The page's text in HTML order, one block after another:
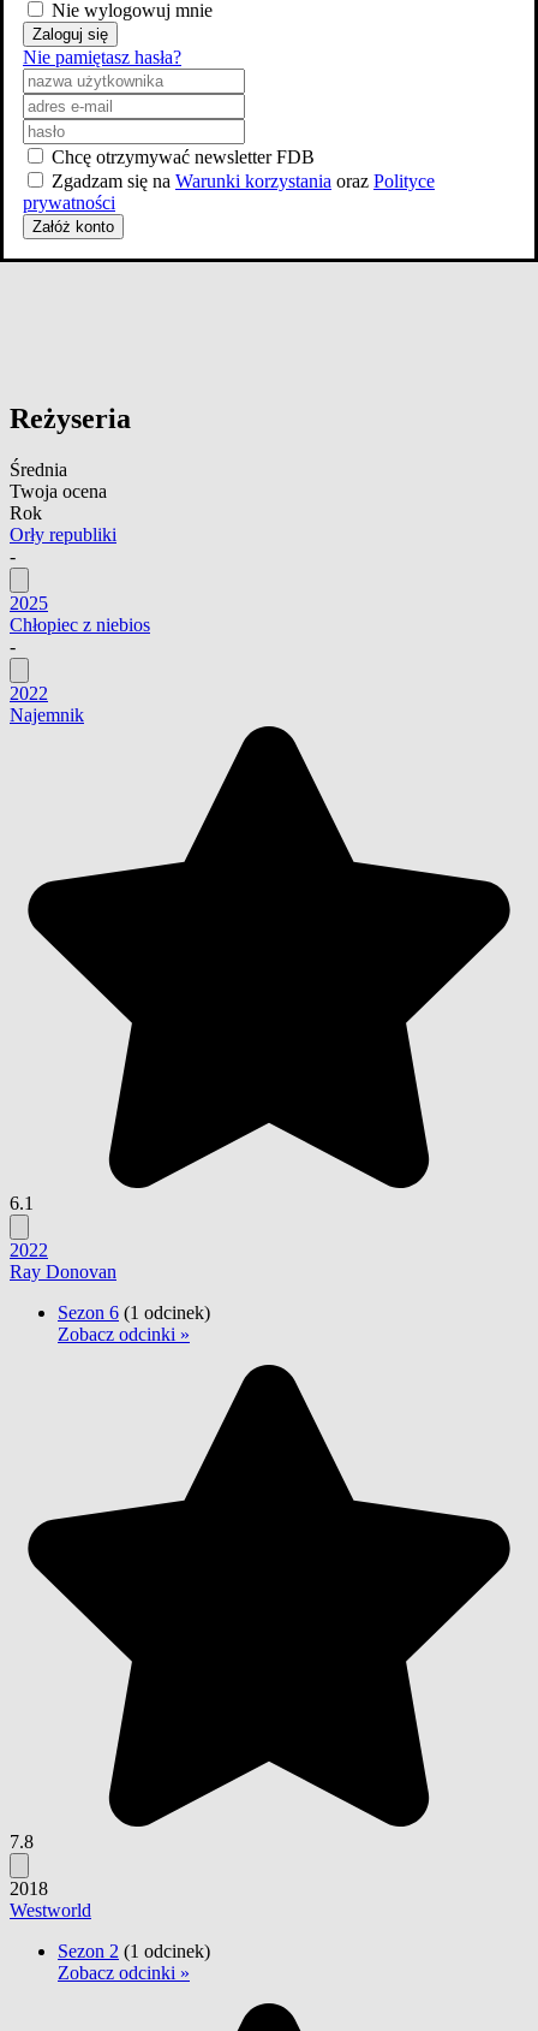
Reżyseria
Średnia
Twoja ocena
Rok
Orły republiki
-
2025
Chłopiec z niebios
-
2022
Najemnik
6.1
2022
Ray Donovan
Sezon 6 (1 odcinek)
Zobacz odcinki »
7.8
2018
Westworld
Sezon 2 (1 odcinek)
Zobacz odcinki »
Nie wylogowuj mnie
Zaloguj się
Nie pamiętasz hasła?
Chcę otrzymywać newsletter FDB
Zgadzam się na Warunki korzystania oraz Polityce
prywatności
Załóż konto